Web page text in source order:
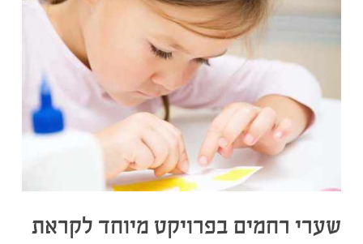
כתבות ומאמרים
שקיפות כספית
תרמו עכשיו
שערי רחמים בפרויקט מיוחד לקראת